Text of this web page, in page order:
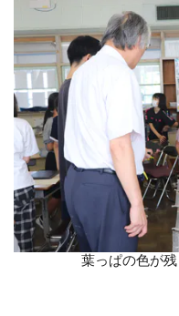
葉っぱの色が